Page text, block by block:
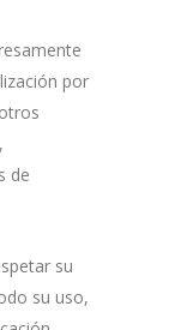
por
de
su
su uso,